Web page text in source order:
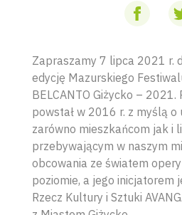
Zapraszamy 7 lipca 2021 r.
edycję Mazurskiego
BELCANTO Giżycko – 2021.
powstał w 2016 r. z myślą o
zarówno mieszkańcom jak i
przebywającym w naszym
obcowania ze światem
poziomie, a jego inicjatorem
Rzecz Kultury i Sztuki